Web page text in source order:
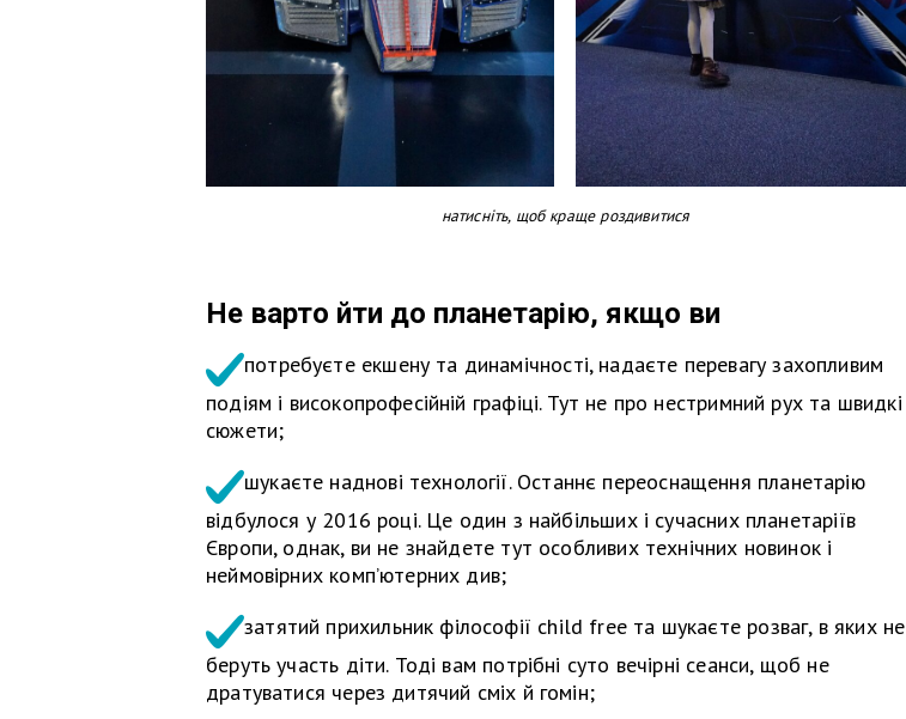
натисніть, щоб краще роздивитися
Не варто йти до планетарію, якщо ви
потребуєте екшену та динамічності, надаєте перевагу захопливим
подіям і високопрофесійній графіці. Тут не про нестримний рух та швидкі
сюжети;
шукаєте наднові технології. Останнє переоснащення планетарію
відбулося у 2016 році. Це один з найбільших і сучасних планетаріїв
Європи, однак, ви не знайдете тут особливих технічних новинок і
неймовірних комп’ютерних див;
затятий прихильник філософії child free та шукаєте розваг, в яких не
беруть участь діти. Тоді вам потрібні суто вечірні сеанси, щоб не
дратуватися через дитячий сміх й гомін;